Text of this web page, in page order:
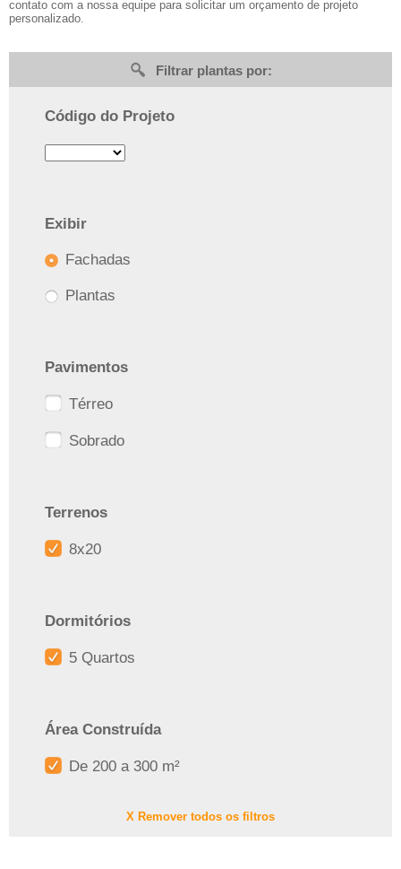
contato com a nossa equipe para solicitar um orçamento de projeto
personalizado.
Filtrar plantas por:
Código do Projeto
Exibir
Fachadas
Plantas
Pavimentos
Térreo
Sobrado
Terrenos
8x20
Dormitórios
5 Quartos
Área Construída
De 200 a 300 m²
X Remover todos os filtros